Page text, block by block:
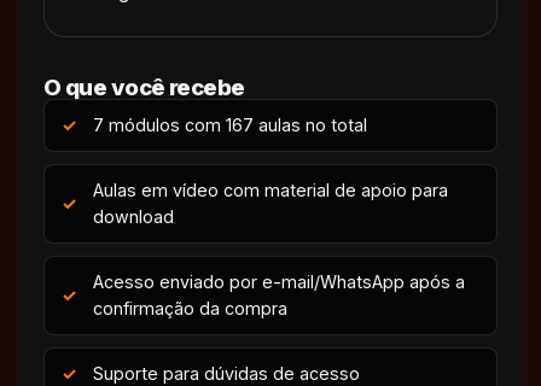
O que você recebe
7 módulos com 167 aulas no total
Aulas em vídeo com material de apoio para
download
Acesso enviado por e-mail/WhatsApp após a
confirmação da compra
Suporte para dúvidas de acesso